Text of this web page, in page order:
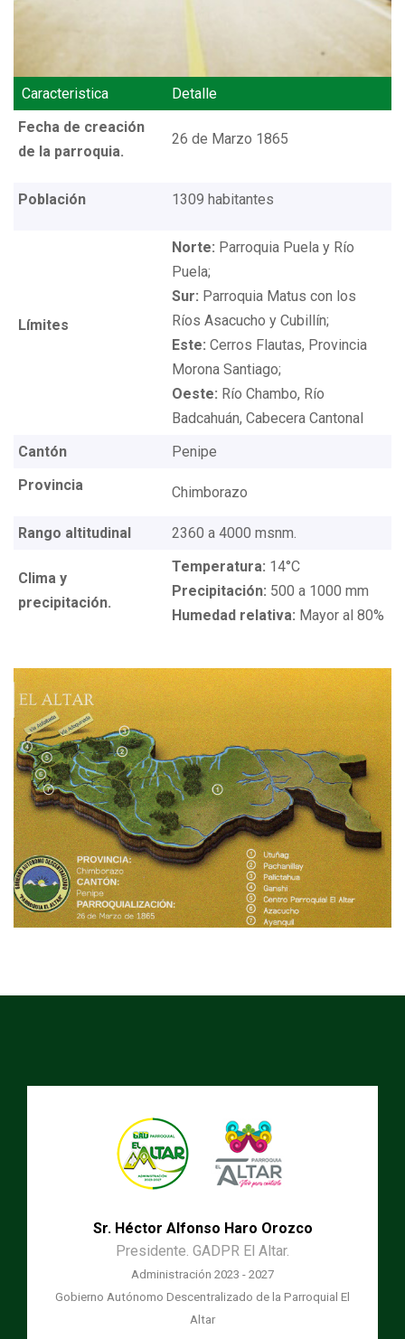
Caracteristica
Detalle
Fecha de creación
de la parroquia.
26 de Marzo 1865
Población 1309 habitantes
Límites
Norte: Parroquia Puela y Río
Puela;
Sur: Parroquia Matus con los
Ríos Asacucho y Cubillín;
Este: Cerros Flautas, Provincia
Morona Santiago;
Oeste: Río Chambo, Río
Badcahuán, Cabecera Cantonal
Cantón
Penipe
Provincia
Chimborazo
Rango altitudinal 2360 a 4000 msnm.
Clima y
precipitación.
Temperatura: 14°C
Precipitación: 500 a 1000 mm
Humedad relativa: Mayor al 80%
Sr. Héctor Alfonso Haro Orozco
Presidente. GADPR El Altar.
Administración 2023 - 2027
Gobierno Autónomo Descentralizado de la Parroquial El
Altar